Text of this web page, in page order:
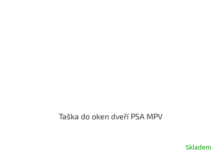
Taška do oken dveří PSA MPV
Skladem